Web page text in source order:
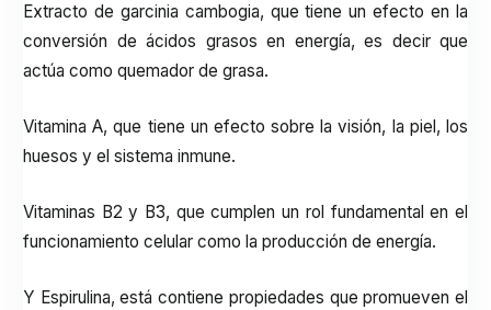
Extracto de garcinia cambogia, que tiene un efecto en la
conversión de ácidos grasos en energía, es decir que
actúa como quemador de grasa.
Vitamina A, que tiene un efecto sobre la visión, la piel, los
huesos y el sistema inmune.
Vitaminas B2 y B3, que cumplen un rol fundamental en el
funcionamiento celular como la producción de energía.
Y Espirulina, está contiene propiedades que promueven el